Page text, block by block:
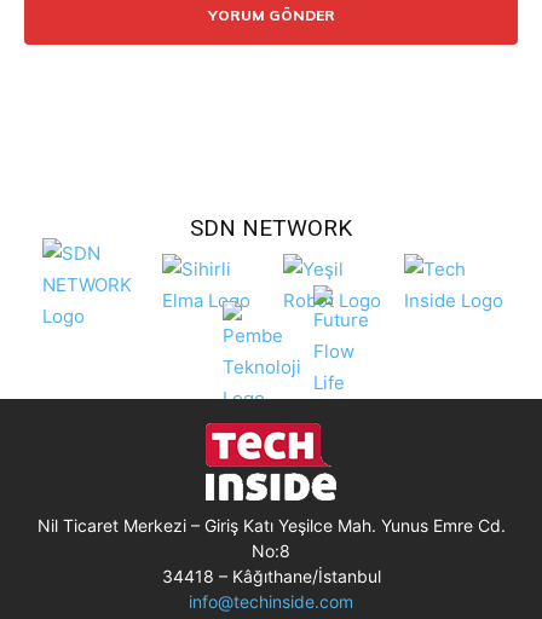
SDN NETWORK
Nil Ticaret Merkezi – Giriş Katı Yeşilce Mah. Yunus Emre Cd.
No:8
34418 – Kâğıthane/İstanbul
info@techinside.com